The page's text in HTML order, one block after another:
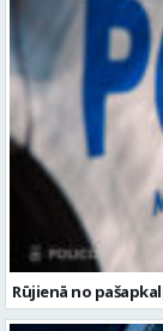
Rūjienā no